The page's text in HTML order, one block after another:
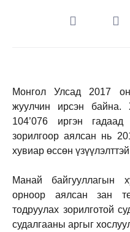
Монгол Улсад 2017
жуулчин ирсэн
104’076 иргэн
зорилгоор аялсан нь
хувиар өссөн
Манай байгууллагын
орноор аялсан зан
тодруулах зорилготой
судалгааны аргыг